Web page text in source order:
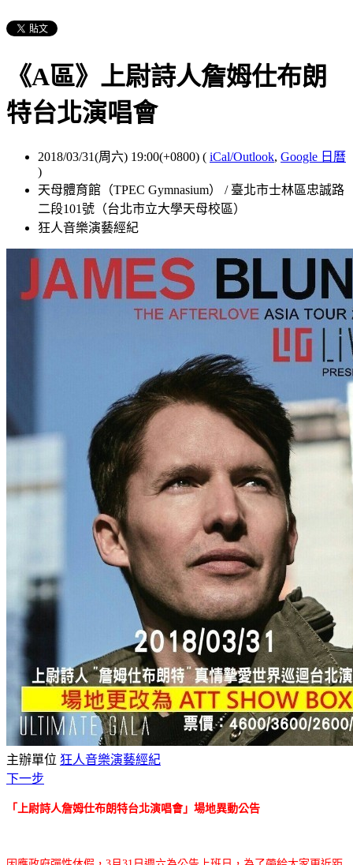
《A區》上尉詩人詹姆仕布朗
特台北演唱會
2018/03/31(周六) 19:00(+0800) ( iCal/Outlook, Google 日曆
)
天母體育館（TPEC Gymnasium） / 臺北市士林區忠誠路
二段101號（台北市立大學天母校區）
狂人音樂演藝經紀
主辦單位 狂人音樂演藝經紀
下一步
「上尉詩人詹姆仕布朗特台北演唱會」場地異動公告